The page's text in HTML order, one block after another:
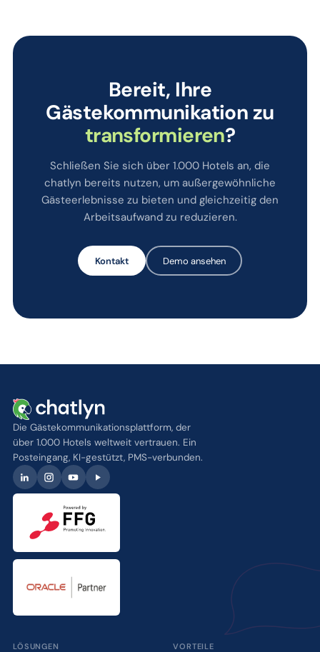
Bereit, Ihre
Gästekommunikation zu
transformieren?
Schließen Sie sich über 1.000 Hotels an, die
chatlyn bereits nutzen, um außergewöhnliche
Gästeerlebnisse zu bieten und gleichzeitig den
Arbeitsaufwand zu reduzieren.
Kontakt Demo ansehen
Die Gästekommunikationsplattform, der
über 1.000 Hotels weltweit vertrauen. Ein
Posteingang, KI-gestützt, PMS-verbunden.
LÖSUNGEN VORTEILE